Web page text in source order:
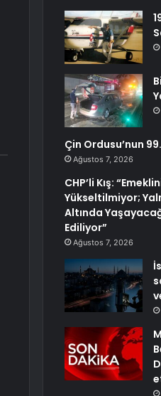
Çin Ordusu’nun
Ağustos 7, 2026
CHP’li Kış:
Yükseltilmiyor;
Altında
Ediliyor”
Ağustos 7, 2026